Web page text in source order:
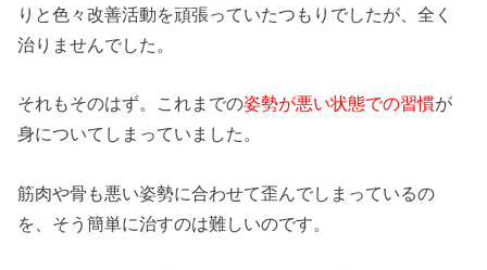
りと色々改善活動を頑張っていたつもりでしたが、全く
治りませんでした。
それもそのはず。これまでの姿勢が悪い状態での習慣が
身についてしまっていました。
筋肉や骨も悪い姿勢に合わせて歪んでしまっているの
を、そう簡単に治すのは難しいのです。